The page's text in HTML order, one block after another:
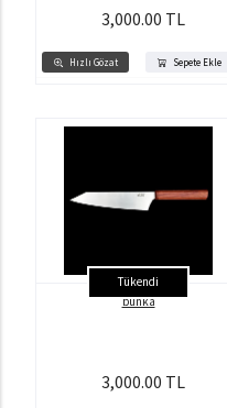
Hızlı Gözat Sepete Ekle
3,000.00 TL
Tükendi
bunka
3,000.00 TL